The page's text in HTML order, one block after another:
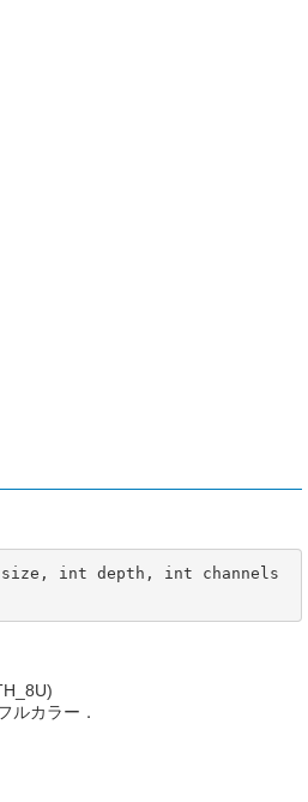
size, int depth, int channels
ルカラー．